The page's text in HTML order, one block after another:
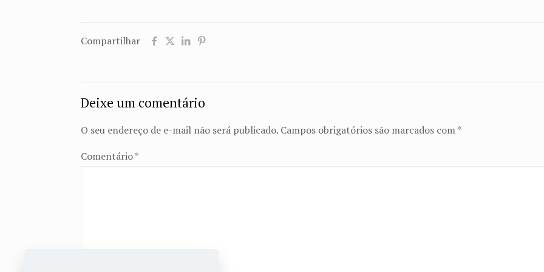
Compartilhar
Deixe um comentário
O seu endereço de e-mail não será publicado. Campos obrigatórios são marcados com*
Comentário*